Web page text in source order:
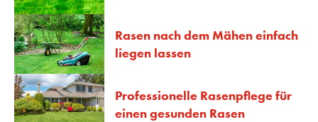
Rasen nach dem Mähen einfach
liegen lassen
Professionelle Rasenpflege für
einen gesunden Rasen